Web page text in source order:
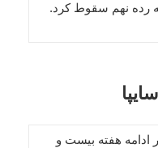
ادامه هفته بیست و